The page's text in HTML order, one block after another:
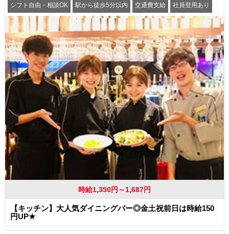
シフト自由・相談OK 駅から徒歩5分以内 交通費支給 社員登用あり
時給1,350円～1,687円
【キッチン】大人気ダイニングバー◎金土祝前日は時給150
円UP★